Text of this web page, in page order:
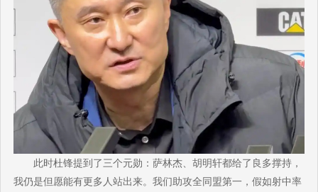
此时杜锋提到了三个元勋：萨林杰、胡明轩都给了良多撑持，
我仍是但愿能有更多人站出来。我们助攻全同盟第一，假如射中率